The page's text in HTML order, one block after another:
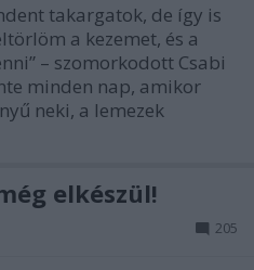
takargatok, de így is
a kezemet, és a
– szomorkodott Csabi
minden nap, amikor
neki, a lemezek
elkészül!
205